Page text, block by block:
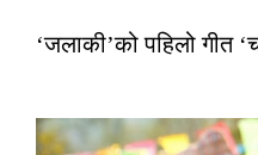
‘जलाकी’को पहिलो गीत